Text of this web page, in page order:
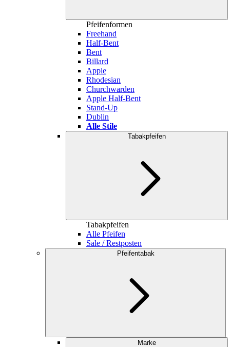
Pfeifenformen
Freehand
Half-Bent
Bent
Billard
Apple
Rhodesian
Churchwarden
Apple Half-Bent
Stand-Up
Dublin
Alle Stile
Tabakpfeifen
Tabakpfeifen
Alle Pfeifen
Sale / Restposten
Pfeifentabak
Marke